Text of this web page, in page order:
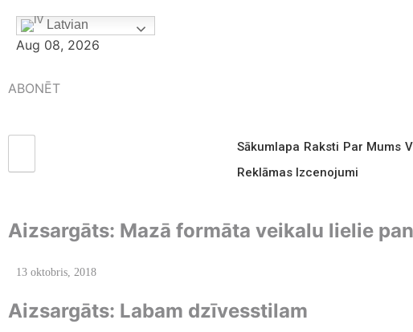
Latvian
Aug 08, 2026
ABONĒT
Sākumlapa Raksti Par Mums
Reklāmas Izcenojumi
Aizsargāts: Mazā formāta veikalu lielie
13 oktobris, 2018
Aizsargāts: Labam dzīvesstilam